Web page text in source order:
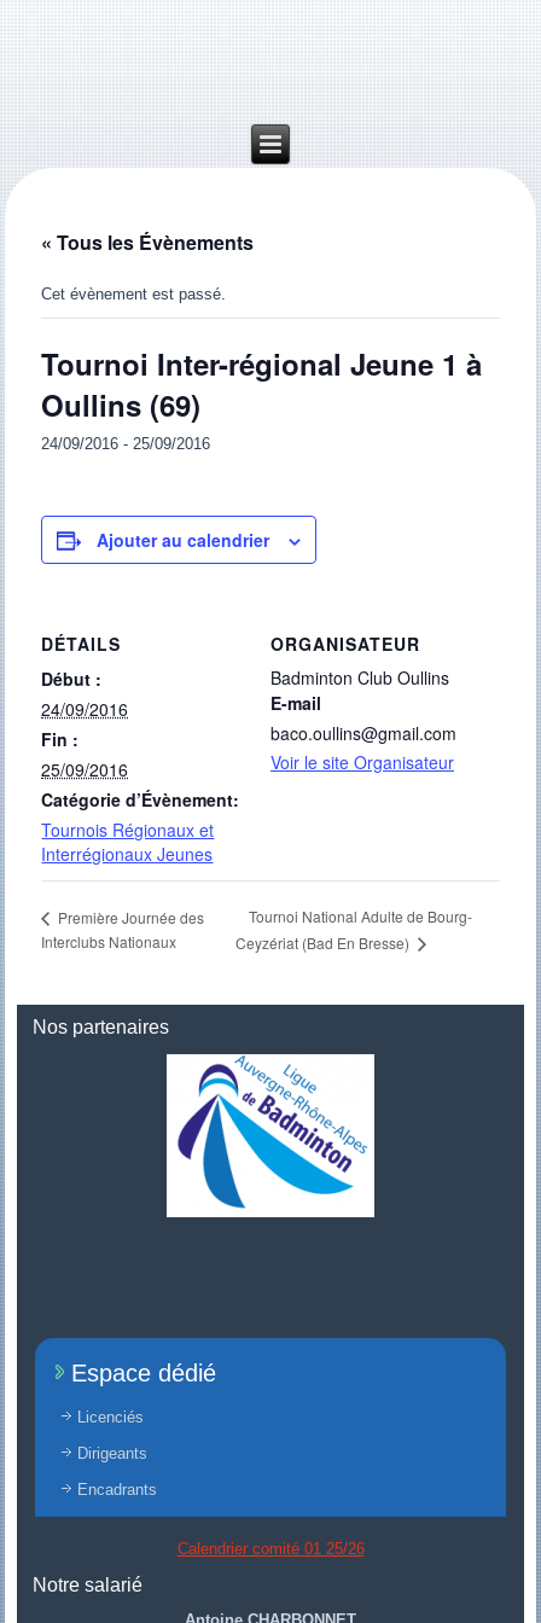
« Tous les Évènements
Cet évènement est passé.
Tournoi Inter-régional Jeune 1 à
Oullins (69)
24/09/2016 -25/09/2016
Ajouter au calendrier
DÉTAILS
Début :
24/09/2016
Fin :
25/09/2016
Catégorie d’Évènement:
Tournois Régionaux et
Interrégionaux Jeunes
ORGANISATEUR
Badminton Club Oullins
E-mail
baco.oullins@gmail.com
Voir le site Organisateur
Première Journée des
Interclubs Nationaux
Tournoi National Adulte de Bourg-
Ceyzériat (Bad En Bresse)
Nos partenaires
Espace dédié
Licenciés
Dirigeants
Encadrants
Calendrier comité 01 25/26
Notre salarié